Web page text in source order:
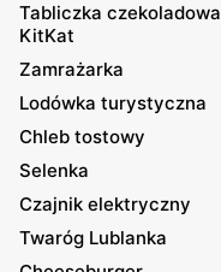
Tabliczka czekoladowa
KitKat
Zamrażarka
Lodówka turystyczna
Chleb tostowy
Selenka
Czajnik elektryczny
Twaróg Lublanka